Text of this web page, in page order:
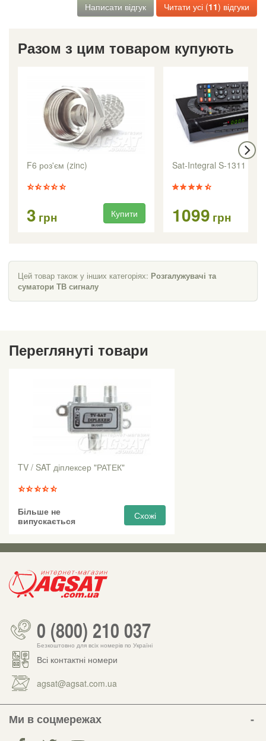
Написати відгук Читати усі (11) відгуки
Разом з цим товаром купують
F6 роз'єм (zinc)
3 грн Купити
Sat-Integral S-1311 HD
1099 грн
Цей товар також у інших категоріях: Розгалужувачі та
суматори ТВ сигналу
Переглянуті товари
TV / SAT діплексер "РАТЕК"
Більше не
випускається
Схожі
0 (800) 210 037
Безкоштовно для всіх номерів по Україні
Всі контактні номери
agsat@agsat.com.ua
Ми в соцмережах